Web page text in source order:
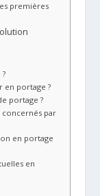
premières
en portage ?
portage ?
concernés par
en portage
en